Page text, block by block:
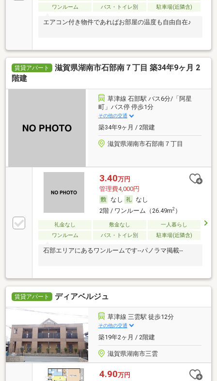
ワンルーム
バス・トイレ別 駐車場(近隣含)
エアコン付き物件であればお部屋の温度も自由自在♪
賃貸アパート
滋賀県湖南市石部南７丁目 築34年9ヶ月 2
階建
草津線 石部駅 バス6分/「阿星
町」バス停 停歩1分
その他の交通
築34年9ヶ月 / 2階建
滋賀県湖南市石部南７丁目
3.40万円
管理費4,000円
なし
なし
2階 / ワンルーム（26.49m2）
礼金なし 敷金なし
一人暮らし
ワンルーム
バス・トイレ別 駐車場(近隣含)
石部エリアにあるワンルームです--パノラマ掲載--
賃貸アパート ディアベルジュ
草津線 三雲駅 徒歩12分
その他の交通
築19年2ヶ月 / 2階建
滋賀県湖南市三雲
4.90万円